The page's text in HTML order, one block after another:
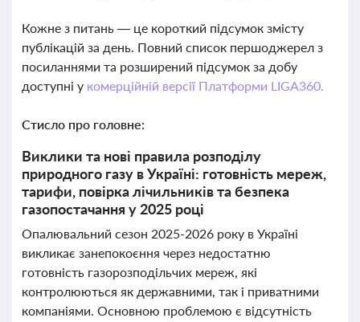
Кожне з питань — це короткий підсумок змісту
публікацій за день. Повний список першоджерел з
посиланнями та розширений підсумок за добу
доступні у комерційній версії Платформи LIGA360.
Стисло про головне:
Виклики та нові правила розподілу
природного газу в Україні: готовність мереж,
тарифи, повірка лічильників та безпека
газопостачання у 2025 році
Опалювальний сезон 2025-2026 року в Україні
викликає занепокоєння через недостатню
готовність газорозподільчих мереж, які
контролюються як державними, так і приватними
компаніями. Основною проблемою є відсутність